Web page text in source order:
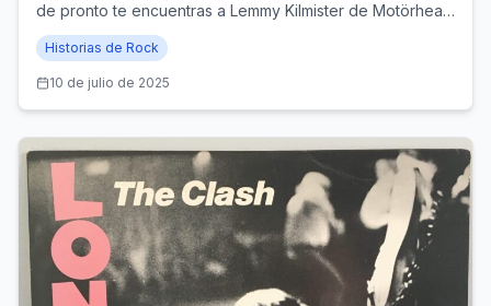
de pronto te encuentras a Lemmy Kilmister de Motörhead
en un ascensor.
Historias de Rock
10 de julio de 2025